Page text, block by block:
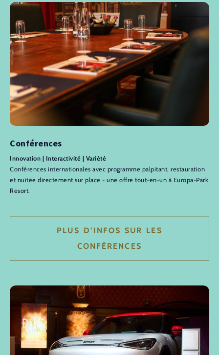
Conférences
Innovation | Interactivité | Variété
Conférences internationales avec programme palpitant, restauration
et nuitée directement sur place - une offre tout-en-un à Europa-Park
Resort.
PLUS D’INFOS SUR LES
CONFÉRENCES